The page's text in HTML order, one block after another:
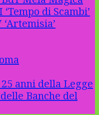
di Scambi’
anni della Legge
Banche del